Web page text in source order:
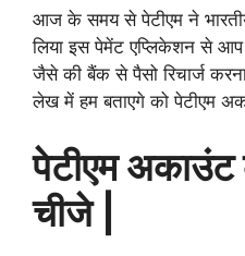
आज के समय से पेटीएम ने
लिया इस पेमेंट एप्लिकेशन से
जैसे की बैंक से पैसो रिचार्ज
लेख में हम बताएगे को पेटीएम
पेटीएम
चीजे |